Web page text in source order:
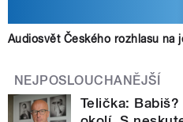
Audiosvět Českého rozhlasu na
NEJPOSLOUCHANĚJŠÍ
Telička: